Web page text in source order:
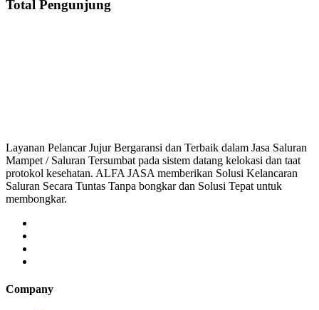
Total Pengunjung
Layanan Pelancar Jujur Bergaransi dan Terbaik dalam Jasa Saluran
Mampet / Saluran Tersumbat pada sistem datang kelokasi dan taat
protokol kesehatan. ALFA JASA memberikan Solusi Kelancaran
Saluran Secara Tuntas Tanpa bongkar dan Solusi Tepat untuk
membongkar.
Company